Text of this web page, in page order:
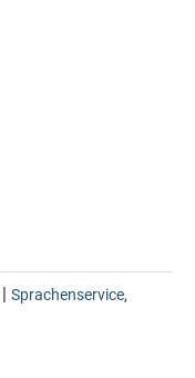
| Sprachenservice,